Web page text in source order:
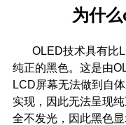
为什
OLED技术具有比
纯正的黑色。这是由
LCD屏幕无法做到自
实现，因此无法呈现
全不发光，因此黑色显